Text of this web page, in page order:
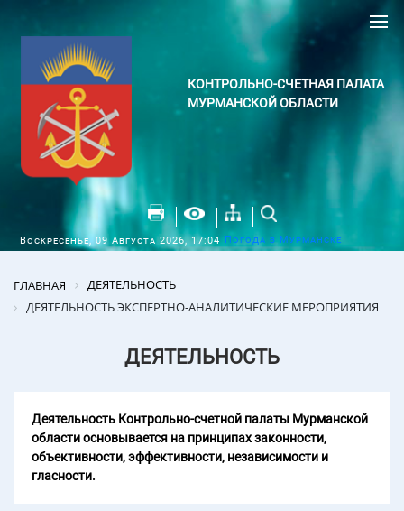
КОНТРОЛЬНО-СЧЕТНАЯ ПАЛАТА
МУРМАНСКОЙ ОБЛАСТИ
Воскресенье, 09 Августа 2026, 17:04 Погода в Мурманске
ГЛАВНАЯ
ДЕЯТЕЛЬНОСТЬ
ДЕЯТЕЛЬНОСТЬ ЭКСПЕРТНО-АНАЛИТИЧЕСКИЕ МЕРОПРИЯТИЯ
ДЕЯТЕЛЬНОСТЬ
Деятельность Контрольно-счетной палаты Мурманской
области основывается на принципах законности,
объективности, эффективности, независимости и
гласности.